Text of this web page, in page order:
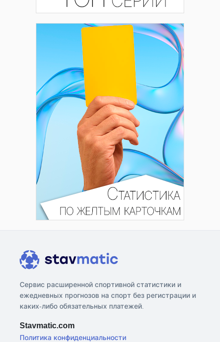
Сервис расширенной спортивной статистики и
ежедневных прогнозов на спорт без регистрации и
каких-либо обязательных платежей.
Stavmatic.com
Политика конфиденциальности